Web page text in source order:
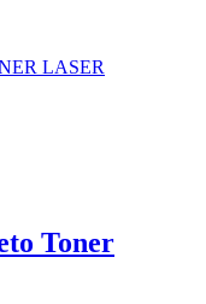
LASER
Toner